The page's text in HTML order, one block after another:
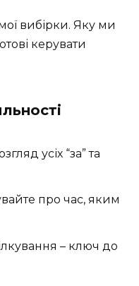
вибірки. Яку ми
керувати
усіх “за” та
про час, яким
– ключ до